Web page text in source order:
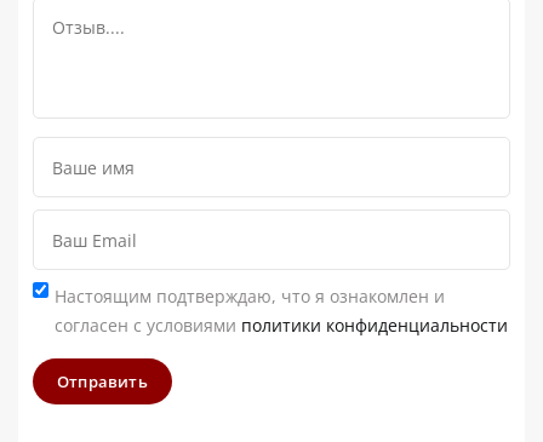
Настоящим подтверждаю, что я ознакомлен и
согласен с условиями политики конфиденциальности
Отправить